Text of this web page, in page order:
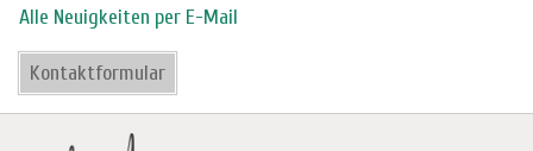
Alle Neuigkeiten per E-Mail
Kontaktformular